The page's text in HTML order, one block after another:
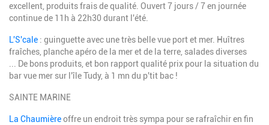
excellent, produits frais de qualité. Ouvert 7 jours / 7 en journée
continue de 11h à 22h30 durant l'été.
L'S'cale : guinguette avec une très belle vue port et mer. Huîtres
fraîches, planche apéro de la mer et de la terre, salades diverses
... De bons produits, et bon rapport qualité prix pour la situation du
bar vue mer sur l'île Tudy, à 1 mn du p'tit bac !
SAINTE MARINE
La Chaumièreoffre un endroit très sympa pour se rafraîchir en fin